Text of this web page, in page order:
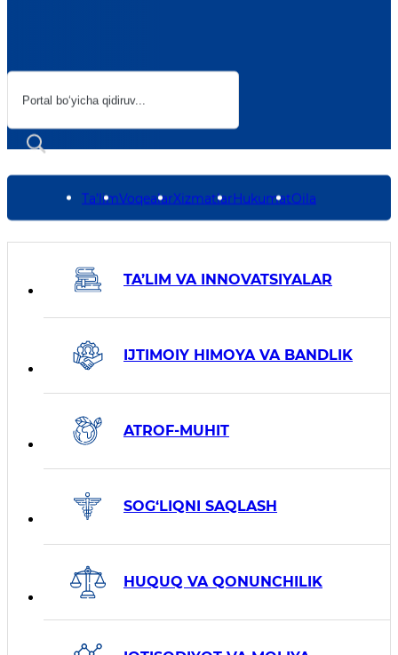
Ta’limVoqealarXizmatlarHukumatOila
Министерства
TA’LIM VA INNOVATSIYALAR
IJTIMOIY HIMOYA VA BANDLIK
ATROF-MUHIT
SOG‘LIQNI SAQLASH
HUQUQ VA QONUNCHILIK